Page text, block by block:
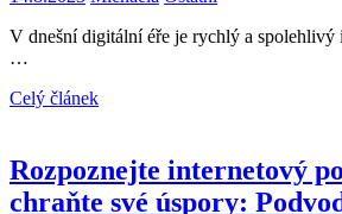
V dnešní digitální éře je rychlý a spolehlivý
…
Celý článek
Rozpoznejte internetový
chraňte své úspory: